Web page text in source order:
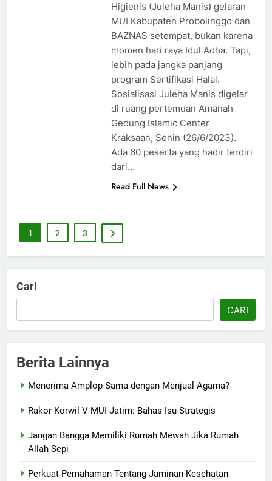
Higienis (Juleha Manis) gelaran
MUI Kabupaten Probolinggo dan
BAZNAS setempat, bukan karena
momen hari raya Idul Adha. Tapi,
lebih pada jangka panjang
program Sertifikasi Halal.
Sosialisasi Juleha Manis digelar
di ruang pertemuan Amanah
Gedung Islamic Center
Kraksaan, Senin (26/6/2023).
Ada 60 peserta yang hadir terdiri
dari…
Read Full News
1 2 3
Cari
CARI
Berita Lainnya
Menerima Amplop Sama dengan Menjual Agama?
Rakor Korwil V MUI Jatim: Bahas Isu Strategis
Jangan Bangga Memiliki Rumah Mewah Jika Rumah
Allah Sepi
Perkuat Pemahaman Tentang Jaminan Kesehatan